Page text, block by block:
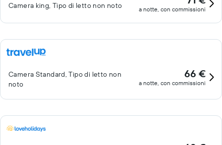
Camera king, Tipo di letto non noto a notte, con commissioni
Camera Standard, Tipo di letto non
noto
66 €
a notte, con commissioni